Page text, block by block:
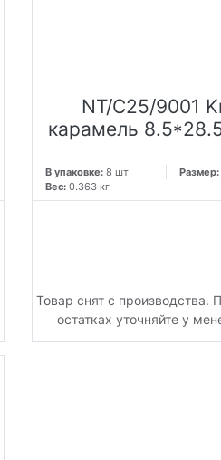
NT/C25/9001
карамель
В упаковке: 8 шт
Вес: 0.363 кг
Товар снят с производства.
остатках уточняйте у